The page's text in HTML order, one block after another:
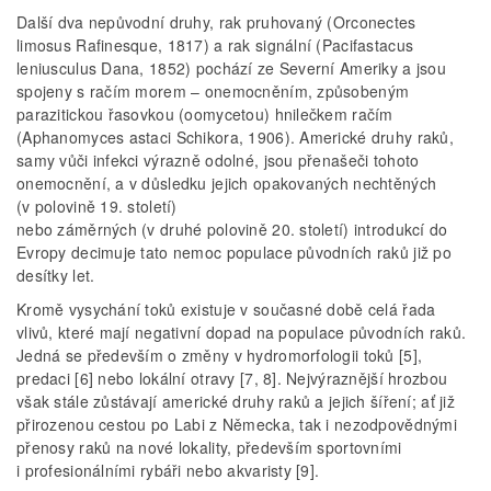
Další dva nepůvodní druhy, rak pruhovaný (Orconectes
limosus Rafinesque, 1817) a rak signální (Pacifastacus
leniusculus Dana, 1852) pochází ze Severní Ameriky a jsou
spojeny s račím morem – onemocněním, způsobeným
parazitickou řasovkou (oomycetou) hnilečkem račím
(Aphanomyces astaci Schikora, 1906). Americké druhy raků,
samy vůči infekci výrazně odolné, jsou přenašeči tohoto
onemocnění, a v důsledku jejich opakovaných nechtěných
(v polovině 19. století)
nebo záměrných (v druhé polovině 20. století) introdukcí do
Evropy decimuje tato nemoc populace původních raků již po
desítky let.
Kromě vysychání toků existuje v současné době celá řada
vlivů, které mají negativní dopad na populace původních raků.
Jedná se především o změny v hydromorfologii toků [5],
predaci [6] nebo lokální otravy [7, 8]. Nejvýraznější hrozbou
však stále zůstávají americké druhy raků a jejich šíření; ať již
přirozenou cestou po Labi z Německa, tak i nezodpovědnými
přenosy raků na nové lokality, především sportovními
i profesionálními rybáři nebo akvaristy [9].